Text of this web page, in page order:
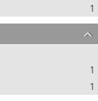
1
1
1